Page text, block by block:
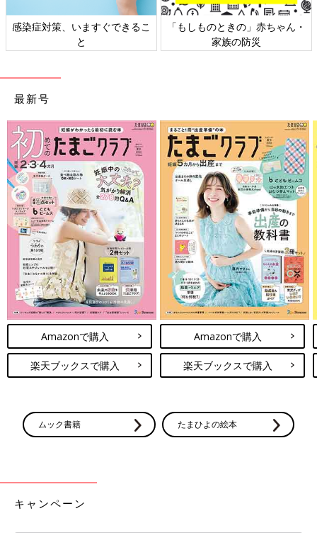
――赤ちゃんがいる家庭で、ほかにするべきことはありますか？
冨川 家族と災害時のルールを事前に決めておくことです。これ
そのママは赤ちゃんとともに自宅で被災。夫とは音信不通のまま
３日間、自宅で孤独に過ごし、３日後、夫は帰宅して感動の再
会……にはならず、罵声を浴びせてしまったそうです。
「きっと夜には帰ってくる」「明日には帰ってくる」と、勝手に
期待し、そのたびに期待を裏切られ、さらに孤独が追い打ちをか
けて日に日に追い詰められたそうです。
「事前に、災害時にどうするべきか、話し合っていればこんなこ
とにはならなかった」と、そのママは私に話してくれました。
――災害時、ママにのしかかる精神的ストレスがよくわかるエピ
ソードですね。
冨川 ただでさえ大変な乳幼児の育児です。そこで災害に遭い、
さらに孤独になれば冷静を失いパニックになって当たり前ともい
えます。
災害時、赤ちゃんの安心安全を守るためには、ライフラインの整
った環境への移動が一番です。その準備をやるとやらないでは大
違いです。最近も大きな地震がありました。家族と災害時はどう
お話・監修／冨川万美 取材・文／川口美彩子
感染症対策、いますぐできるこ
と
「もしものときの」赤ちゃん・
家族の防災
最新号
Amazonで購入
楽天ブックスで購入
Amazonで購入
楽天ブックスで購入
ムック書籍 たまひよの絵本
キャンペーン